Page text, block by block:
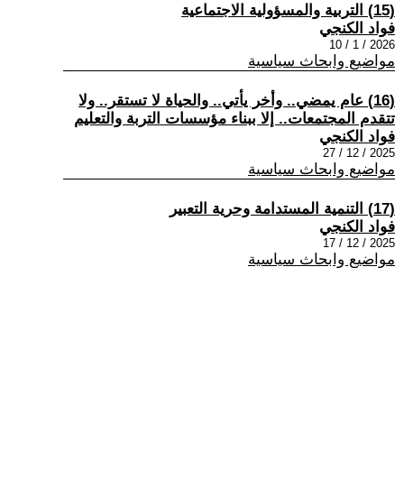
(15) التربية والمسؤولية الاجتماعية
فواد الكنجي
2026 / 1 / 10
مواضيع وابحاث سياسية
(16) عام يمضي.. وأخر يأتي.. والحياة لا تستقر.. ولا
تتقدم المجتمعات.. إلا ببناء مؤسسات التربة والتعليم
فواد الكنجي
2025 / 12 / 27
مواضيع وابحاث سياسية
(17) التنمية المستدامة وحرية التعبير
فواد الكنجي
2025 / 12 / 17
مواضيع وابحاث سياسية